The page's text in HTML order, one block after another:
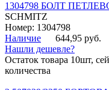
1304798 БОЛТ
SCHMITZ
Номер: 1304798
Наличие
644,95 руб.
Нашли дешевле?
Остаток товара 10шт,
количества